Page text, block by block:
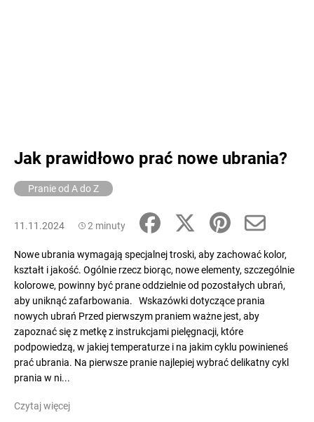
Jak prawidłowo prać nowe ubrania?
Pranie od A do Z
11.11.2024 2 minuty
Nowe ubrania wymagają specjalnej troski, aby zachować kolor,
kształt i jakość. Ogólnie rzecz biorąc, nowe elementy, szczególnie
kolorowe, powinny być prane oddzielnie od pozostałych ubrań,
aby uniknąć zafarbowania. Wskazówki dotyczące prania
nowych ubrań Przed pierwszym praniem ważne jest, aby
zapoznać się z metkę z instrukcjami pielęgnacji, które
podpowiedzą, w jakiej temperaturze i na jakim cyklu powinieneś
prać ubrania. Na pierwsze pranie najlepiej wybrać delikatny cykl
prania w ni...
Czytaj więcej